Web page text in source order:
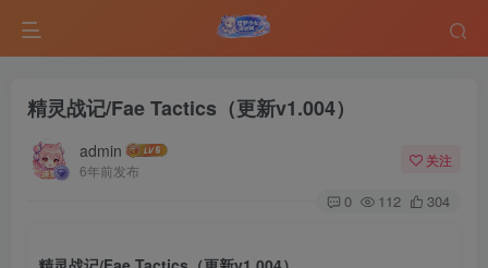
精灵战记/Fae Tactics（更新v1.004）
admin
6年前发布
关注
0 112 304